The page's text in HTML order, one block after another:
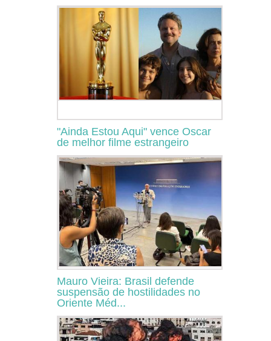
"Ainda Estou Aqui" vence Oscar
de melhor filme estrangeiro
Mauro Vieira: Brasil defende
suspensão de hostilidades no
Oriente Méd...